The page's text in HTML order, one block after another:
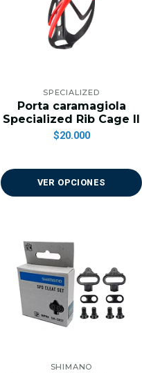
SPECIALIZED
Porta caramagiola
Specialized Rib Cage II
$20.000
VER OPCIONES
SHIMANO